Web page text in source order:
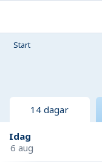
Start
14 dagar
Idag
6 aug